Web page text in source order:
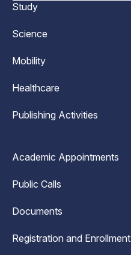
Study
Science
Mobility
Healthcare
Publishing Activities
Academic Appointments
Public Calls
Documents
Registration and Enrollment